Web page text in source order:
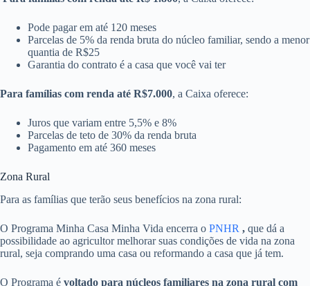
Pode pagar em até 120 meses
Parcelas de 5% da renda bruta do núcleo familiar, sendo a menor
quantia de R$25
Garantia do contrato é a casa que você vai ter
Para famílias com renda até R$7.000, a Caixa oferece:
Juros que variam entre 5,5% e 8%
Parcelas de teto de 30% da renda bruta
Pagamento em até 360 meses
Zona Rural
Para as famílias que terão seus benefícios na zona rural:
O Programa Minha Casa Minha Vida encerra o PNHR , que dá a
possibilidade ao agricultor melhorar suas condições de vida na zona
rural, seja comprando uma casa ou reformando a casa que já tem.
O Programa é voltado para núcleos familiares na zona rural com